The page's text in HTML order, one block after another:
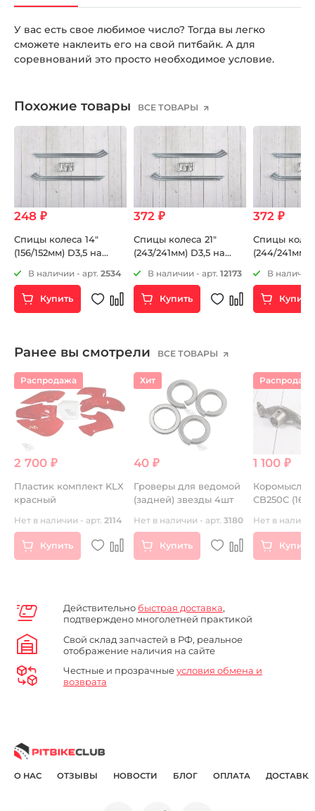
У вас есть свое любимое число? Тогда вы легко
сможете наклеить его на свой питбайк. А для
соревнований это просто необходимое условие.
Похожие товары ВСЕ ТОВАРЫ
248 ₽
Спицы колеса 14"
(156/152мм) D3,5 на
В наличии - арт. 2534
Купить
372 ₽
Спицы колеса 21"
(243/241мм) D3,5 на
В наличии - арт. 12173
Купить
372 ₽
Спицы
(244/241мм)
В наличии
Купить
Ранее вы смотрели ВСЕ ТОВАРЫ
Распродажа
2 700 ₽
Пластик комплект KLX
красный
Нет в наличии - арт. 2114
Купить
Хит
40 ₽
Гроверы для ведомой
(задней) звезды 4шт
Нет в наличии - арт. 3180
Купить
Распродажа
1 100 ₽
Коромысла
CB250C
Нет в
Купить
Действительно быстрая доставка,
подтверждено многолетней практикой
Свой склад запчастей в РФ, реальное
отображение наличия на сайте
Честные и прозрачныеусловия обмена и
возврата
О НАС ОТЗЫВЫ НОВОСТИ БЛОГ ОПЛАТА ДОСТАВКА